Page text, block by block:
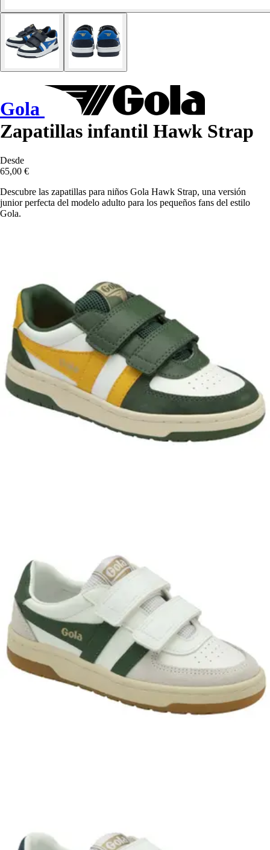
Gola
Zapatillas infantil Hawk Strap
Desde
65,00 €
Descubre las zapatillas para niños Gola Hawk Strap, una versión
junior perfecta del modelo adulto para los pequeños fans del estilo
Gola.